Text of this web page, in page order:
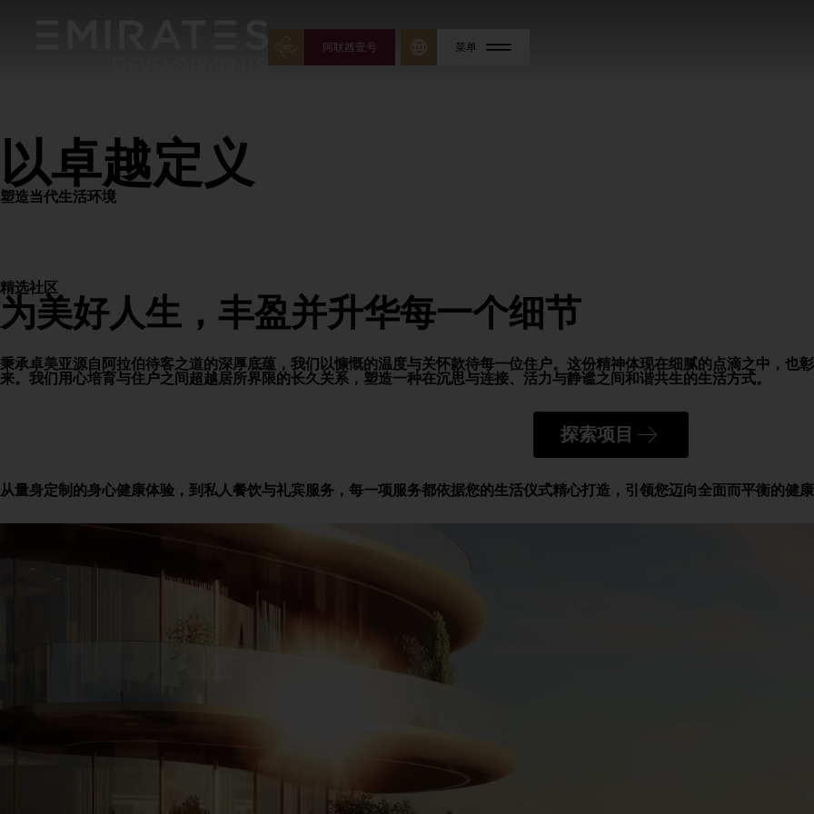
阿联酋壹号 菜单
以卓越定义
塑造当代生活环境
精选社区
为美好人生，丰盈并升华每一个细节
秉承卓美亚源自阿拉伯待客之道的深厚底蕴，我们以慷慨的温度与关怀款待每一位住户。这份精神体现在细腻的点滴之中，也
来。我们用心培育与住户之间超越居所界限的长久关系，塑造一种在沉思与连接、活力与静谧之间和谐共生的生活方式。
探索项目
从量身定制的身心健康体验，到私人餐饮与礼宾服务，每一项服务都依据您的生活仪式精心打造，引领您迈向全面而平衡的健